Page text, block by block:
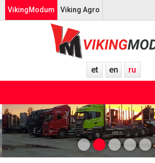
VikingModum Viking Agro
et en ru